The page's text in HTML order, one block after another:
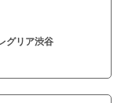
グリア渋谷